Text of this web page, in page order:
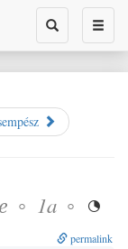
Toggle
search
◦ 1a ◦ 
permalink